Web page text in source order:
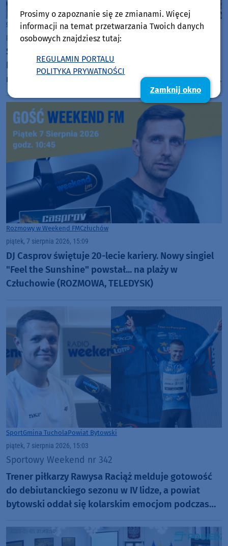
Gmina Chojnice
piątek, 7 sierpnia 2026, 21:15 50
Szanty znów królują w Charzykowach. Ruszył
Festiwal Piosenki Żeglarskiej. "Jak by było nudno,
nikt by mnie tu nie zobaczył. Jest fajna atmosfera,
fajna zabawa" (FOTO)
Rozmowy w Weekend FMCzłuchów
piątek, 7 sierpnia 2026, 15:09
DJ Casprov świętuje 20-lecie kariery. Nowy singiel
"Feel the Sunshine" powstał... na plaży w
Człuchowie (ROZMOWA, TELEDYSK)
SportGmina TucholaPowiat Bytowski
piątek, 7 sierpnia 2026, 15:03
Sportowy Weekend nr 342
Trener piłkarzy Rawysa Raciąż melduje gotowość
do debiutanckiego sezonu w IV lidze, a powiat
bytowski oddał się kolarskim emocjom podczas
Prosimy o zapoznanie się ze zmianami. Więcej
informacji na temat przetwarzania Twoich danych
osobowych znajdziesz tutaj:
REGULAMIN PORTALU
POLITYKA PRYWATNOŚCI
Zamknij okno